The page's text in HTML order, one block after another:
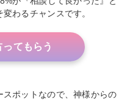
わるチャンスです。
てもらう
ポットなので、神様からの